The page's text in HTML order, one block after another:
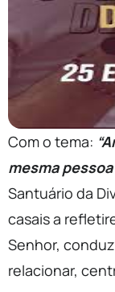
Com o tema:
mesma
Santuário da
casais a
Senhor,
relacionar,